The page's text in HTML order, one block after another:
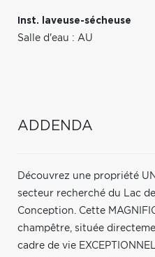
Inst. laveuse-sécheuse
Salle d'eau : AU
ADDENDA
Découvrez une propriété
secteur recherché du Lac
Conception. Cette
champêtre, située
cadre de vie